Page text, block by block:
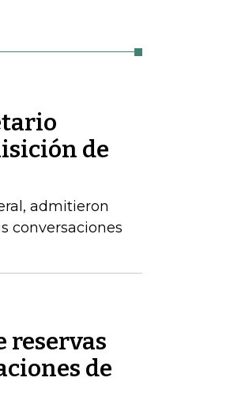
de
admitieron
conversaciones
reservas
de